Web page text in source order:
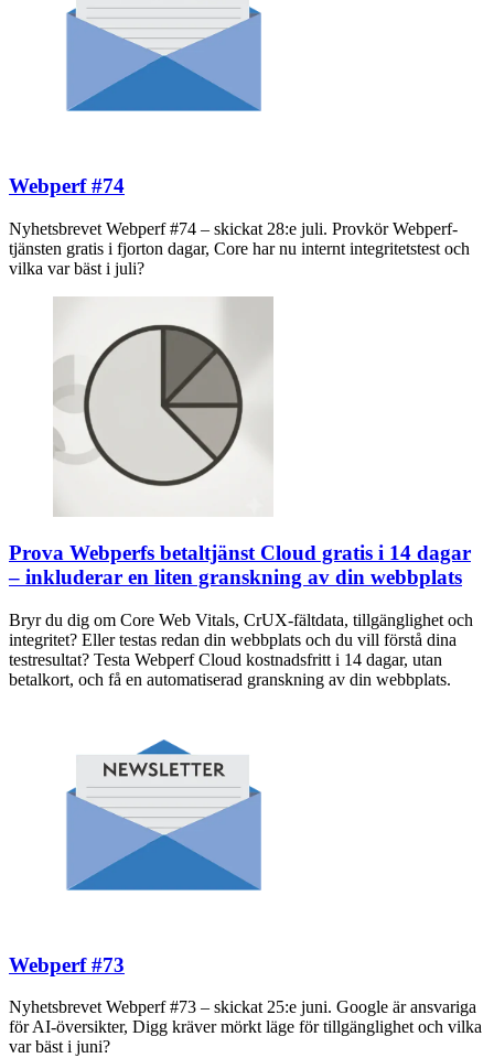
Webperf #74
Nyhetsbrevet Webperf #74 – skickat 28:e juli. Provkör Webperf-
tjänsten gratis i fjorton dagar, Core har nu internt integritetstest och
vilka var bäst i juli?
Prova Webperfs betaltjänst Cloud gratis i 14 dagar
– inkluderar en liten granskning av din webbplats
Bryr du dig om Core Web Vitals, CrUX-fältdata, tillgänglighet och
integritet? Eller testas redan din webbplats och du vill förstå dina
testresultat? Testa Webperf Cloud kostnadsfritt i 14 dagar, utan
betalkort, och få en automatiserad granskning av din webbplats.
Webperf #73
Nyhetsbrevet Webperf #73 – skickat 25:e juni. Google är ansvariga
för AI-översikter, Digg kräver mörkt läge för tillgänglighet och vilka
var bäst i juni?